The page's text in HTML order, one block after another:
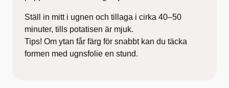
Ställ in mitt i ugnen och tillaga i cirka 40–50
minuter, tills potatisen är mjuk.
Tips! Om ytan får färg för snabbt kan du täcka
formen med ugnsfolie en stund.